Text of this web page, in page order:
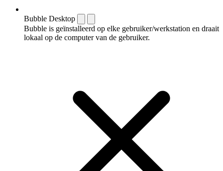
Bubble Desktop
Bubble is geïnstalleerd op elke gebruiker/werkstation en draait
lokaal op de computer van de gebruiker.